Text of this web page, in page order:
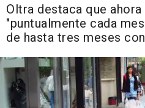
Oltra destaca que ahora
"puntualmente cada
de hasta tres meses